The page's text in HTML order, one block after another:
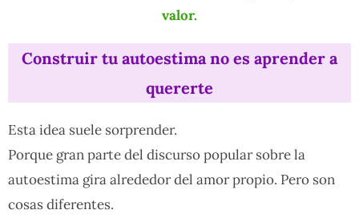
valor.
Construir tu autoestima no es aprender a
quererte
Esta idea suele sorprender.
Porque gran parte del discurso popular sobre la
autoestima gira alrededor del amor propio. Pero son
cosas diferentes.